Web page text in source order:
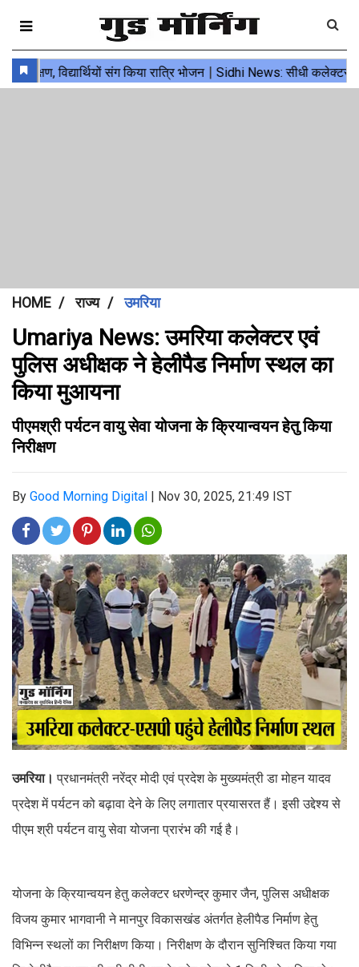
HOME राज्य उमरिया
Umariya News: उमरिया कलेक्टर एवं
पुलिस अधीक्षक ने हेलीपैड निर्माण स्थल का
किया मुआयना
पीएमश्री पर्यटन वायु सेवा योजना के क्रियान्वयन हेतु किया
निरीक्षण
By Good Morning Digital | Nov 30, 2025, 21:49 IST
उमरिया।प्रधानमंत्री नरेंद्र मोदी एवं प्रदेश के मुख्यमंत्री डा मोहन यादव
प्रदेश में पर्यटन को बढ़ावा देने के लिए लगातार प्रयासरत हैं। इसी उद्देश्य से
पीएम श्री पर्यटन वायु सेवा योजना प्रारंभ की गई है।
योजना के क्रियान्वयन हेतु कलेक्टर धरणेन्द्र कुमार जैन, पुलिस अधीक्षक
विजय कुमार भागवानी ने मानपुर विकासखंड अंतर्गत हेलीपैड निर्माण हेतु
विभिन्न स्थलों का निरीक्षण किया। निरीक्षण के दौरान सुनिश्चित किया गया